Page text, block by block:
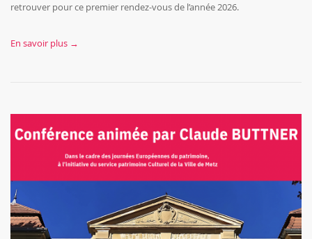
retrouver pour ce premier rendez-vous de l’année 2026.
En savoir plus →